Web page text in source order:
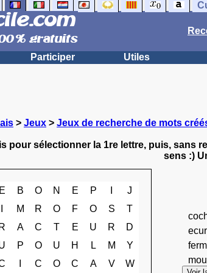
Participer Utiles
> Jeux > Jeux de recherche de mots
pour sélectionner la 1re lettre, puis, sans
sens :)
E B O N E P
J
M R O F O S
T
R A C T E U R
D
P O U H L M
Y
C O C A V
W